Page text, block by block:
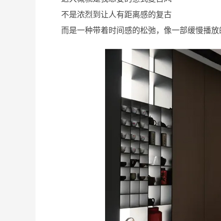
不是浓烈到让人有距离感的复古
而是一种带着时间感的松弛，像一部缓慢播